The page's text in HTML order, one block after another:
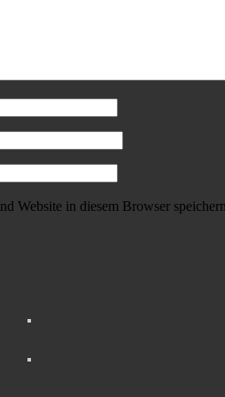
Website in diesem Browser